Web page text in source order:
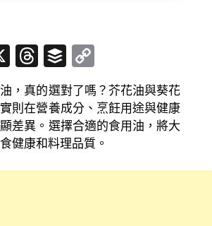
X Threads
Buffer
Link
，真的選對了嗎？芥花油與葵花
則在營養成分、烹飪用途與健康
差異。選擇合適的食用油，將大
健康和料理品質。